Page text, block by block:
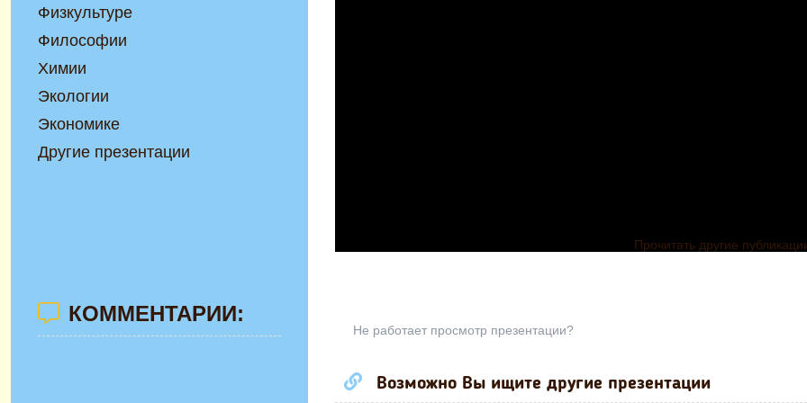
Прочитать другие
Не работает просмотр презентации?
Возможно Вы ищите другие презентации
Физкультуре
Философии
Химии
Экологии
Экономике
Другие презентации
КОММЕНТАРИИ: